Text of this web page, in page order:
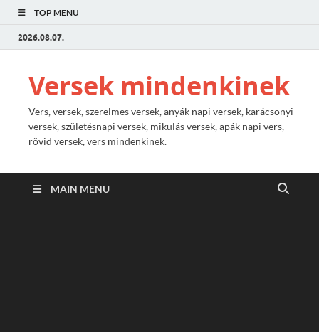
TOP MENU
2026.08.07.
Versek mindenkinek
Vers, versek, szerelmes versek, anyák napi versek, karácsonyi
versek, születésnapi versek, mikulás versek, apák napi vers,
rövid versek, vers mindenkinek.
MAIN MENU